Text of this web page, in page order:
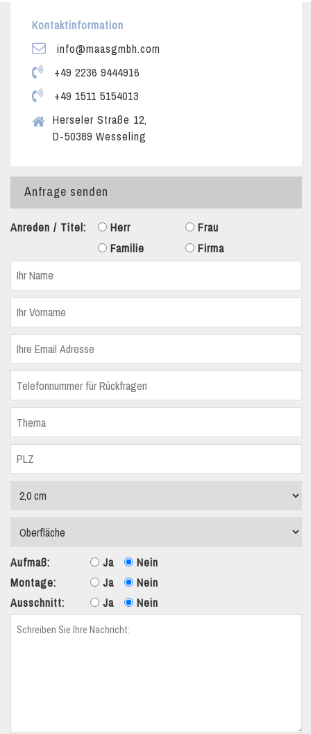
Kontaktinformation
info@maasgmbh.com
+49 2236 9444916
+49 1511 5154013
Herseler Straße 12,
D-50389 Wesseling
Anfrage senden
Anreden / Titel: Herr
Frau
Familie
Firma
Aufmaß: Ja
Nein
Montage:
Ja
Nein
Ausschnitt:
Ja Nein